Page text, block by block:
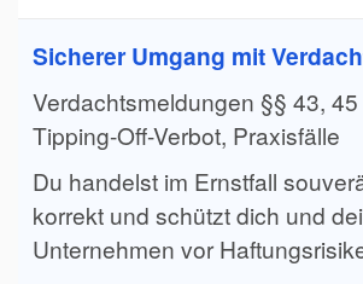
Sicherer Umgang mit
Verdachtsmeldungen §§ 43,
Tipping-Off-Verbot, Praxisfälle
Du handelst im Ernstfall
korrekt und schützt dich und
Unternehmen vor